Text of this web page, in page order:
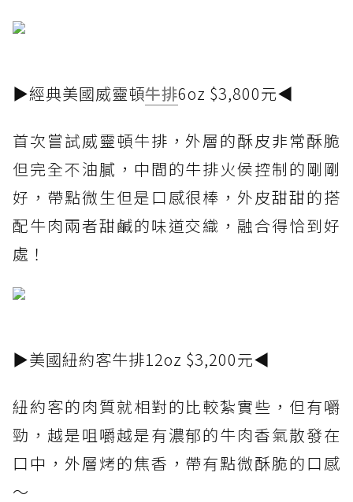
▶經典美國威靈頓牛排6oz $3,800元◀
首次嘗試威靈頓牛排，外層的酥皮非常酥脆
但完全不油膩，中間的牛排火侯控制的剛剛
好，帶點微生但是口感很棒，外皮甜甜的搭
配牛肉兩者甜鹹的味道交織，融合得恰到好
處！
▶美國紐約客牛排12oz $3,200元◀
紐約客的肉質就相對的比較紮實些，但有嚼
勁，越是咀嚼越是有濃郁的牛肉香氣散發在
口中，外層烤的焦香，帶有點微酥脆的口感
～